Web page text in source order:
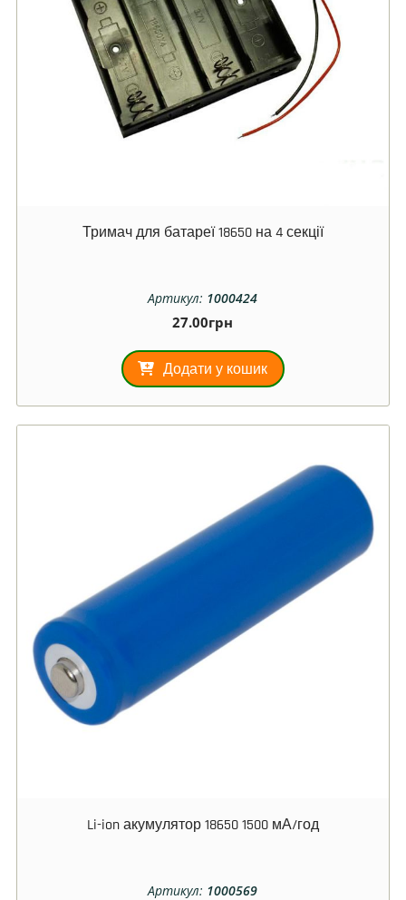
Тримач для батареї 18650 на 4 секції
Артикул: 1000424
27.00грн
Додати у кошик
Li-ion акумулятор 18650 1500 мА/год
Артикул: 1000569